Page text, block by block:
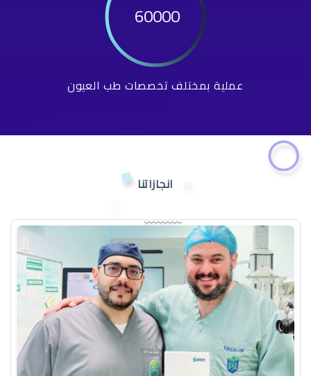
60000
عملية بمختلف تخصصات طب العيون
انجازاتنا